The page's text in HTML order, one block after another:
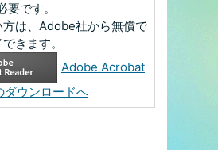
です。
方は、Adobe社から無償で
きます。
Adobe Acrobat
ダウンロードへ